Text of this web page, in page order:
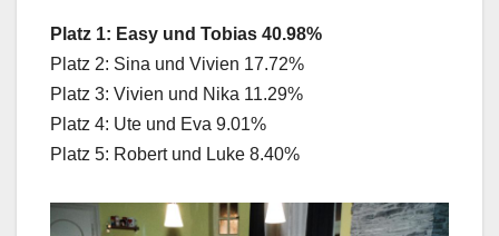
Platz 1: Easy und Tobias 40.98%
Platz 2: Sina und Vivien 17.72%
Platz 3: Vivien und Nika 11.29%
Platz 4: Ute und Eva 9.01%
Platz 5: Robert und Luke 8.40%